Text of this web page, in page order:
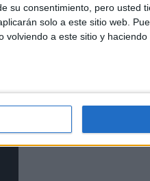
su consentimiento, pero usted
solo a este sitio web.
volviendo a este sitio y